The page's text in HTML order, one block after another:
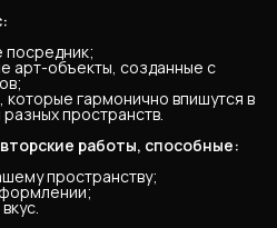
посредник;
арт-объекты, созданные с
гармонично впишутся в
пространств.
работы, способные:
пространству;